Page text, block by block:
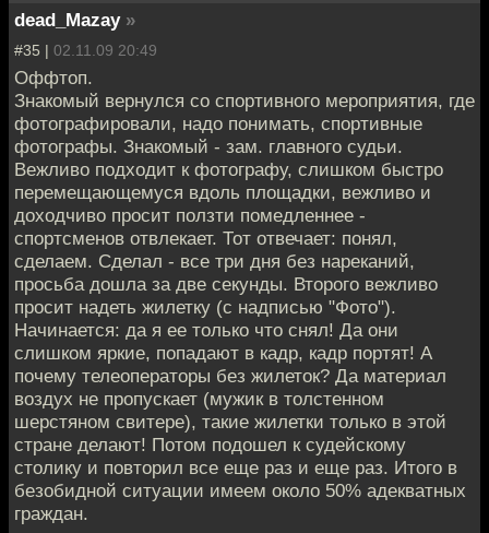
dead_Mazay »
#35 | 02.11.09 20:49
Оффтоп.
Знакомый вернулся со спортивного мероприятия, где
фотографировали, надо понимать, спортивные
фотографы. Знакомый - зам. главного судьи.
Вежливо подходит к фотографу, слишком быстро
перемещающемуся вдоль площадки, вежливо и
доходчиво просит ползти помедленнее -
спортсменов отвлекает. Тот отвечает: понял,
сделаем. Сделал - все три дня без нареканий,
просьба дошла за две секунды. Второго вежливо
просит надеть жилетку (с надписью "Фото").
Начинается: да я ее только что снял! Да они
слишком яркие, попадают в кадр, кадр портят! А
почему телеоператоры без жилеток? Да материал
воздух не пропускает (мужик в толстенном
шерстяном свитере), такие жилетки только в этой
стране делают! Потом подошел к судейскому
столику и повторил все еще раз и еще раз. Итого в
безобидной ситуации имеем около 50% адекватных
граждан.